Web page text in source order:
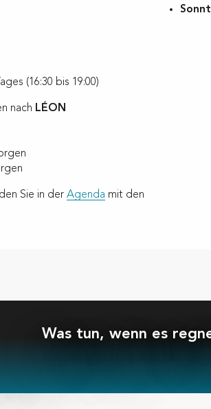
(16:30 bis 19:00)
nach LÉON
Sie in der Agenda mit den
für das
Was tun, wenn es